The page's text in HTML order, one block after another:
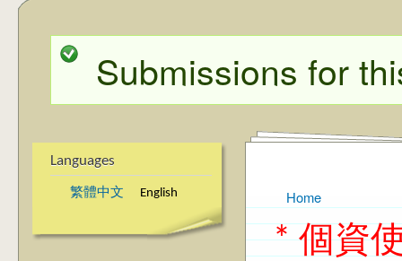
Status message
Submissions for
Languages
繁體中文 English
You are here
Home
* 個資